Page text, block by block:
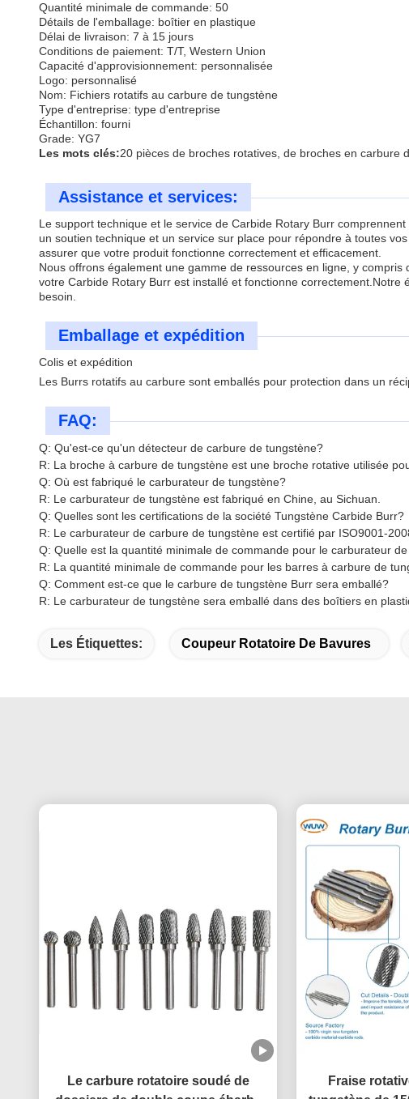
Quantité minimale de commande: 50
Détails de l'emballage: boîtier en plastique
Délai de livraison: 7 à 15 jours
Conditions de paiement: T/T, Western Union
Capacité d'approvisionnement: personnalisée
Logo: personnalisé
Nom: Fichiers rotatifs au carbure de tungstène
Type d'entreprise: type d'entreprise
Échantillon: fourni
Grade: YG7
Les mots clés:20 pièces de broches rotatives, de broches en
Assistance et services:
Le support technique et le service de Carbide Rotary Burr
un soutien technique et un service sur place pour répondre à toutes
assurer que votre produit fonctionne correctement et efficacement.
Nous offrons également une gamme de ressources en ligne, y
votre Carbide Rotary Burr est installé et fonctionne
besoin.
Emballage et expédition
Colis et expédition
Les Burrs rotatifs au carbure sont emballés pour protection dans un
FAQ:
Q: Qu'est-ce qu'un détecteur de carbure de tungstène?
R: La broche à carbure de tungstène est une broche rotative utilisée
Q: Où est fabriqué le carburateur de tungstène?
R: Le carburateur de tungstène est fabriqué en Chine, au Sichuan.
Q: Quelles sont les certifications de la société Tungstène Carbide Burr?
R: Le carburateur de carbure de tungstène est certifié par ISO9001-
Q: Quelle est la quantité minimale de commande pour le carburateur
R: La quantité minimale de commande pour les barres à carbure de
Q: Comment est-ce que le carbure de tungstène Burr sera emballé?
R: Le carburateur de tungstène sera emballé dans des boîtiers en
Les Étiquettes: Coupeur Rotatoire De Bavures
Le carbure rotatoire soudé de
Fraise